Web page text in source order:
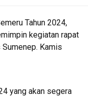
Tahun 2024,
kegiatan rapat
Kamis
yang akan segera